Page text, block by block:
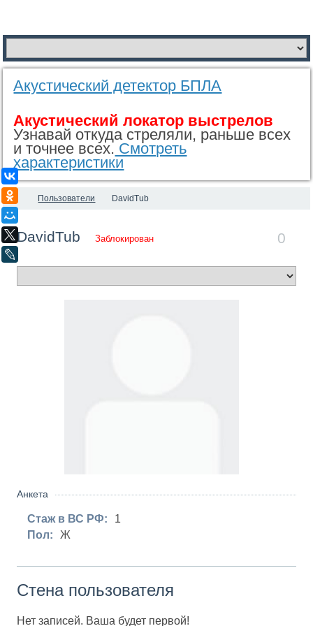
Одноклассники
X
Акустический детектор БПЛА
Акустический локатор выстрелов
Узнавай откуда стреляли, раньше всех
и точнее всех. Смотреть
характеристики
Пользователи DavidTub
0
DavidTub Заблокирован
Анкета
Стаж в ВС РФ:
1
Пол:
Ж
Стена пользователя
Нет записей. Ваша будет первой!